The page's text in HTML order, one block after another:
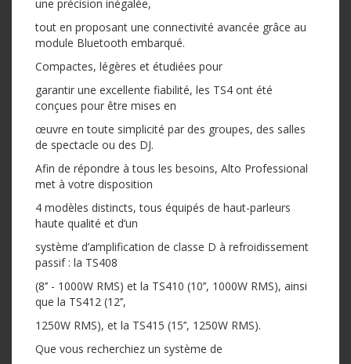
une précision inégalée,
tout en proposant une connectivité avancée grâce au
module Bluetooth embarqué.
Compactes, légères et étudiées pour
garantir une excellente fiabilité, les TS4 ont été
conçues pour être mises en
œuvre en toute simplicité par des groupes, des salles
de spectacle ou des DJ.
Afin de répondre à tous les besoins, Alto Professional
met à votre disposition
4 modèles distincts, tous équipés de haut-parleurs
haute qualité et d’un
système d’amplification de classe D à refroidissement
passif : la TS408
(8’’ - 1000W RMS) et la TS410 (10’’, 1000W RMS), ainsi
que la TS412 (12’’,
1250W RMS), et la TS415 (15’’, 1250W RMS).
Que vous recherchiez un système de